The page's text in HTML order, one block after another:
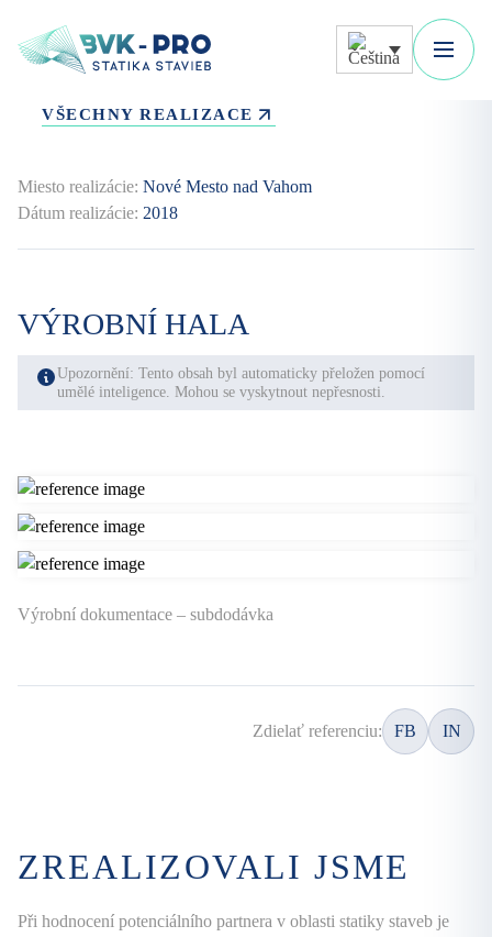
VŠECHNY REALIZACE
Dátum realizácie: 2018
Miesto realizácie: Nové Mesto nad Vahom
VÝROBNÍ HALA
Upozornění: Tento obsah byl automaticky přeložen pomocí
umělé inteligence. Mohou se vyskytnout nepřesnosti.
Výrobní dokumentace – subdodávka
Zdielať referenciu: FB IN
ZREALIZOVALI JSME
Při hodnocení potenciálního partnera v oblasti statiky staveb je